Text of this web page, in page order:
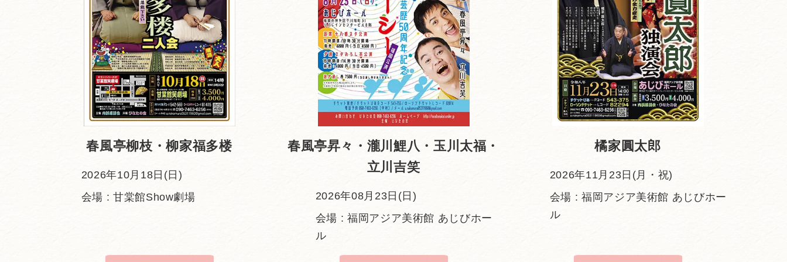
春風亭柳枝・柳家福多楼
2026年10月18日(日)
会場 : 甘棠館Show劇場
春風亭昇々・瀧川鯉八・玉川太福・
立川吉笑
2026年08月23日(日)
会場 : 福岡アジア美術館 あじびホー
ル
橘家圓太郎
2026年11月23日(月・祝)
会場 : 福岡アジア美術館 あじびホー
ル